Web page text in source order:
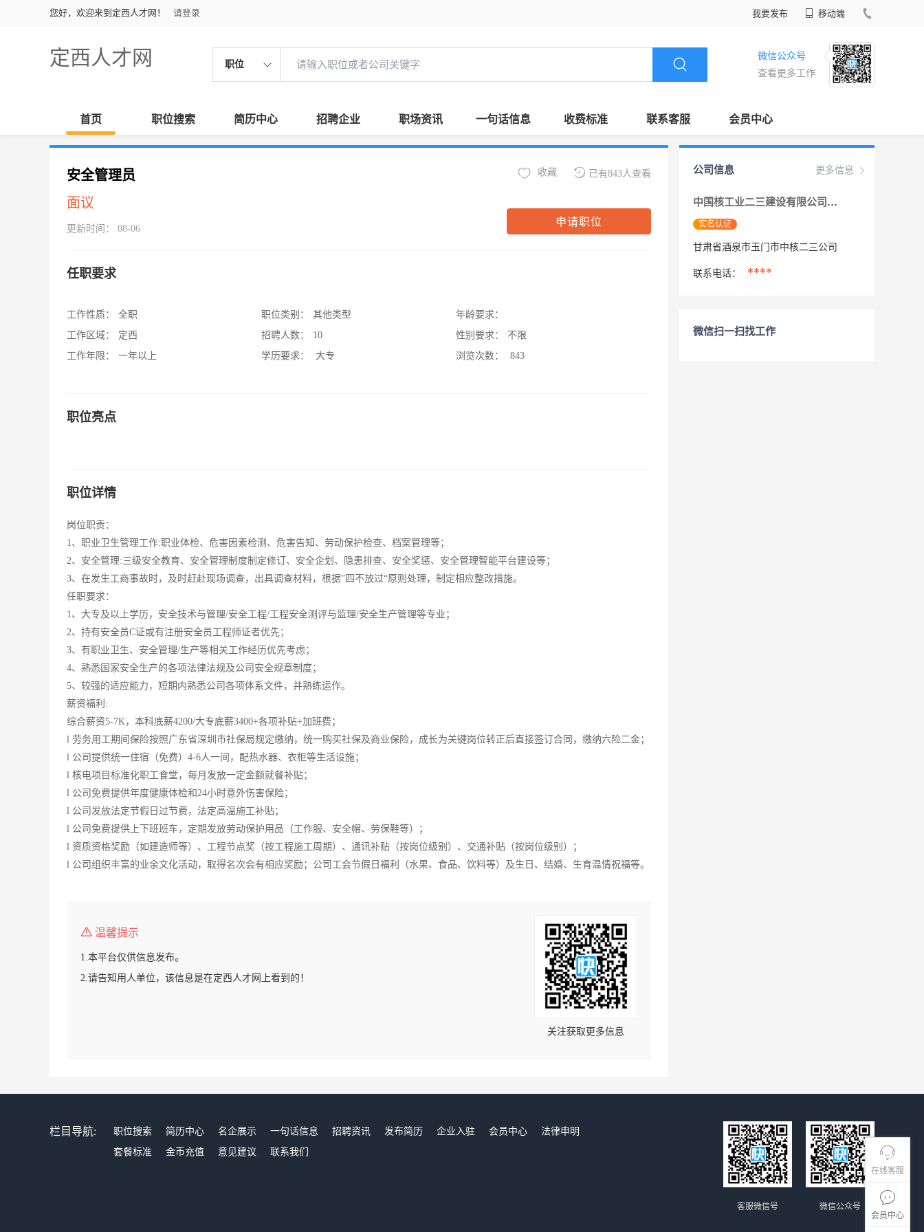
您好，欢迎来到定西人才网！ 请登录 我要发布 移动端
定西人才网 职位
微信公众号
查看更多工作
首页 职位搜索 简历中心 招聘企业 职场资讯 一句话信息 收费标准 联系客服 会员中心
在线客服
会员中心
安全管理员
面议
更新时间： 08-06
已有843人查看
收藏
申请职位
任职要求
工作性质：
全职
工作区域：
定西
工作年限：
一年以上
职位类别：
其他类型
招聘人数：
10
学历要求：
大专
年龄要求：
性别要求：
不限
浏览次数：
843
职位亮点
职位详情
岗位职责：
1、职业卫生管理工作:职业体检、危害因素检测、危害告知、劳动保护检查、档案管理等；
2、安全管理:三级安全教育、安全管理制度制定修订、安全企划、隐患排查、安全奖惩、安全管理智能平台建设等；
3、在发生工商事故时，及时赶赴现场调查，出具调查材料，根据”四不放过“原则处理，制定相应整改措施。
任职要求：
1、大专及以上学历，安全技术与管理/安全工程/工程安全测评与监理/安全生产管理等专业；
2、持有安全员C证或有注册安全员工程师证者优先；
3、有职业卫生、安全管理/生产等相关工作经历优先考虑；
4、熟悉国家安全生产的各项法律法规及公司安全规章制度；
5、较强的适应能力，短期内熟悉公司各项体系文件，并熟练运作。
薪资福利:
综合薪资5-7K，本科底薪4200/大专底薪3400+各项补贴+加班费；
l 劳务用工期间保险按照广东省深圳市社保局规定缴纳，统一购买社保及商业保险，成长为关键岗位转正后直接签订合同，缴纳六险二金；
l 公司提供统一住宿（免费）4-6人一间，配热水器、衣柜等生活设施；
l 核电项目标准化职工食堂，每月发放一定金额就餐补贴；
l 公司免费提供年度健康体检和24小时意外伤害保险；
l 公司发放法定节假日过节费，法定高温施工补贴；
l 公司免费提供上下班班车，定期发放劳动保护用品（工作服、安全帽、劳保鞋等）；
l 资质资格奖励（如建造师等）、工程节点奖（按工程施工周期）、通讯补贴（按岗位级别）、交通补贴（按岗位级别）；
l 公司组织丰富的业余文化活动，取得名次会有相应奖励；公司工会节假日福利（水果、食品、饮料等）及生日、结婚、生育温情祝福等。
温馨提示
1.本平台仅供信息发布。
2.请告知用人单位，该信息是在定西人才网上看到的！
关注获取更多信息
更多信息
公司信息
中国核工业二三建设有限公司南方分公司
实名认证
甘肃省酒泉市玉门市中核二三公司
联系电话： ****
微信扫一扫找工作
栏目导航: 职位搜索 简历中心 名企展示 一句话信息 招聘资讯 发布简历 企业入驻 会员中心
法律申明
套餐标准
金币充值 意见建议 联系我们
微信公众号
客服微信号